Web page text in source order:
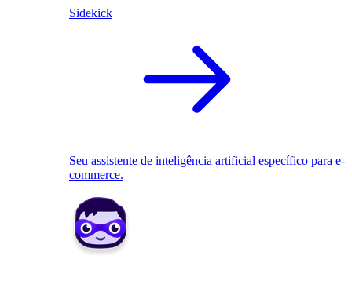
Sidekick
Seu assistente de inteligência artificial específico para e-
commerce.